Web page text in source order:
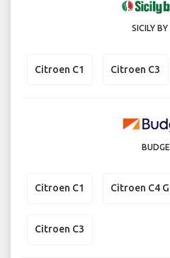
SICILY BY
Citroen C1 Citroen C3
Citroen C1 Citroen C4
Citroen C3